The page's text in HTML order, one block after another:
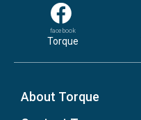
facebook
Torque
About Torque